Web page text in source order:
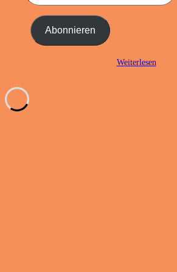
Adresse
ein ... Abonnieren
Weiterlesen